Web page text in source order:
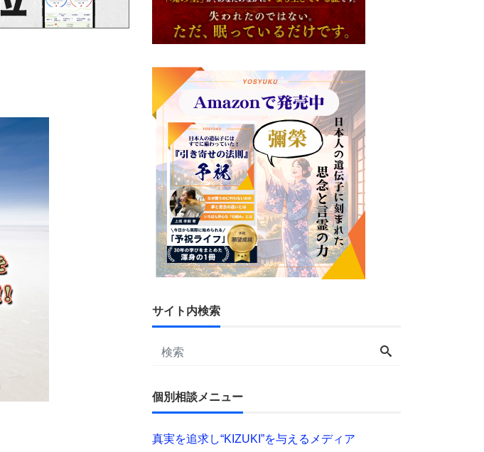
サイト内検索
個別相談メニュー
真実を追求し“KIZUKI”を与えるメディア